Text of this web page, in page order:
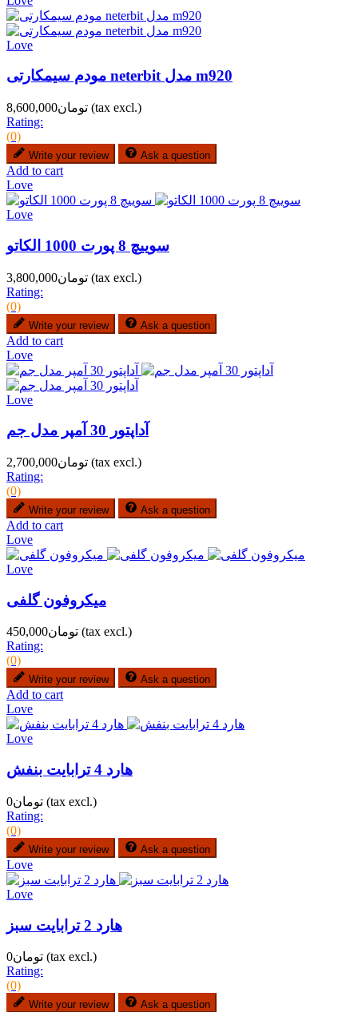
Love
مودم سیمکارتی neterbit مدل m920
تومان8,600,000 (tax excl.)
Rating:
(0)
Write your review Ask a question
Add to cart
Love
Love
سوییچ 8 پورت 1000 الکاتو
تومان3,800,000 (tax excl.)
Rating:
(0)
Write your review Ask a question
Add to cart
Love
Love
آداپتور 30 آمپر مدل جم
تومان2,700,000 (tax excl.)
Rating:
(0)
Write your review Ask a question
Add to cart
Love
Love
میکروفون گلفی
تومان450,000 (tax excl.)
Rating:
(0)
Write your review Ask a question
Add to cart
Love
Love
هارد 4 ترابایت بنفش
تومان0 (tax excl.)
Rating:
(0)
Write your review Ask a question
Love
Love
هارد 2 ترابایت سبز
تومان0 (tax excl.)
Rating:
(0)
Write your review Ask a question